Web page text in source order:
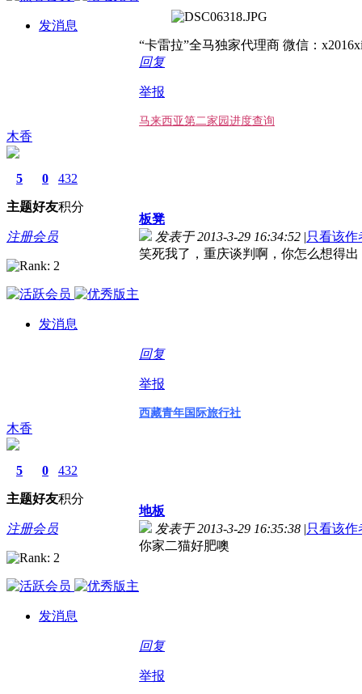
发消息
“卡雷拉”全马独家代理商 微信：
回复
举报
马来西亚第二家园进度查询
木香
5
主题
0
好友
432
积分
注册会员
发消息
板凳
发表于 2013-3-29 16:34:52 |只看该作
笑死我了，重庆谈判啊，你怎么想得
回复
举报
西藏青年国际旅行社
木香
5
主题
0
好友
432
积分
注册会员
发消息
地板
发表于 2013-3-29 16:35:38 |只看该作
你家二猫好肥噢
回复
举报